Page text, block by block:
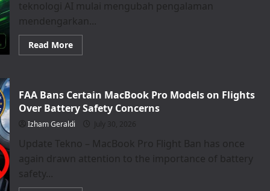
mAh
teknologi AI mulai mengubah pengalaman
mendengarkan...
Read MoreRead
more
Resmi
Hadir,
Playlist
Otomatis
Ikuti
Lari
FAA Bans Certain MacBook Pro Models on Flights
Over Battery Safety Concerns
Izham Geraldi July 30, 2026
Update Tekno – MacBook Pro Flight Ban has once
again drawn attention to the importance of battery
safety...